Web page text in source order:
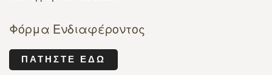
Φόρμα Ενδιαφέροντος
ΠΑΤΉΣΤΕ ΕΔΏ